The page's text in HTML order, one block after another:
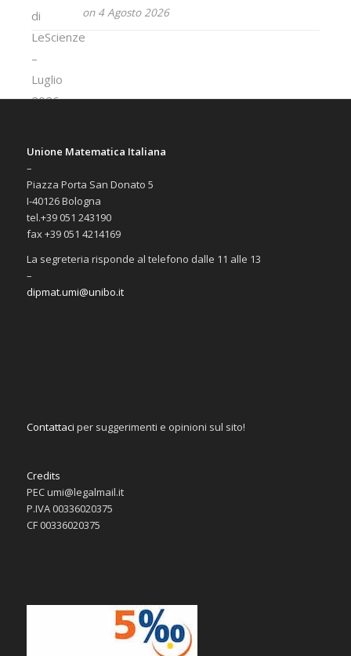
on 4 Agosto 2026
Unione Matematica Italiana
–
Piazza Porta San Donato 5
I-40126 Bologna
tel.+39 051 243190
fax +39 051 4214169
La segreteria risponde al telefono dalle 11 alle 13
–
dipmat.umi@unibo.it
Contattaci per suggerimenti e opinioni sul sito!
Credits
PEC umi@legalmail.it
P.IVA 00336020375
CF 00336020375